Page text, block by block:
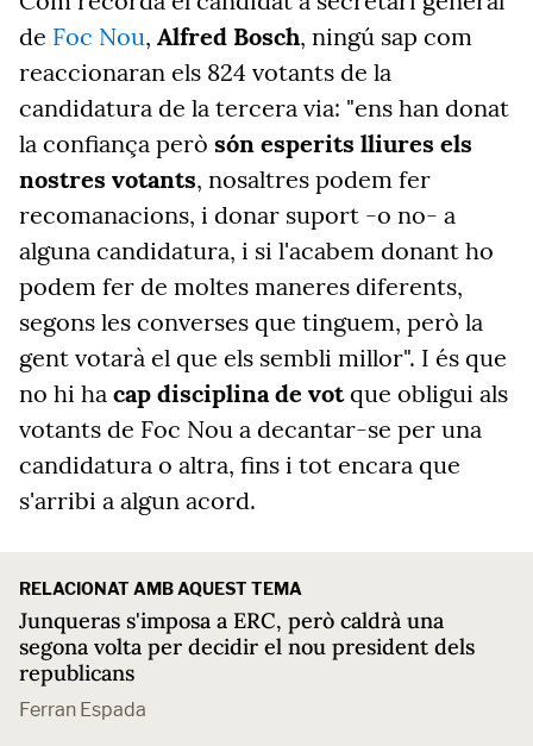
de Foc Nou, Alfred Bosch, ningú sap com
reaccionaran els 824 votants de la
candidatura de la tercera via: "ens han donat
la confiança però són esperits lliures els
nostres votants, nosaltres podem fer
recomanacions, i donar suport -o no- a
alguna candidatura, i si l'acabem donant ho
podem fer de moltes maneres diferents,
segons les converses que tinguem, però la
gent votarà el que els sembli millor". I és que
no hi ha cap disciplina de votque obligui als
votants de Foc Nou a decantar-se per una
candidatura o altra, fins i tot encara que
s'arribi a algun acord.
RELACIONAT AMB AQUEST TEMA
Junqueras s'imposa a ERC, però caldrà una
segona volta per decidir el nou president dels
republicans
Ferran Espada